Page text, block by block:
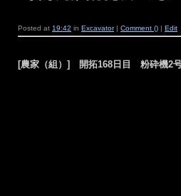
Posted at 19:42 in Excavator| Comment () | Edit
[農家（組）] 開拓168日目 粉砕機2